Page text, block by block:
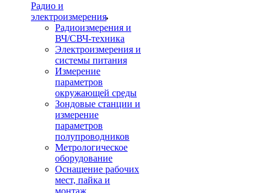
Радио и
электроизмерения
Радиоизмерения и
ВЧ/СВЧ-техника
Электроизмерения и
системы питания
Измерение
параметров
окружающей среды
Зондовые станции и
измерение
параметров
полупроводников
Метрологическое
оборудование
Оснащение рабочих
мест, пайка и
монтаж